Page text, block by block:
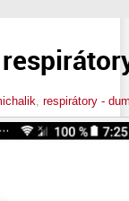
respirátory -